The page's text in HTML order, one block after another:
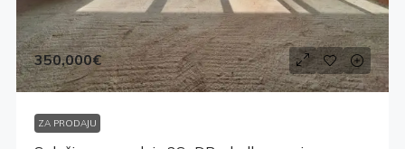
350,000€
ZA PRODAJU